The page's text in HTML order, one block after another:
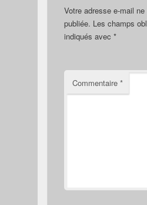
Votre adresse e-mail
publiée. Les champs
indiqués avec *
Commentaire *